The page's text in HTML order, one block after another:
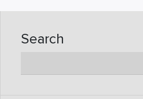
Search